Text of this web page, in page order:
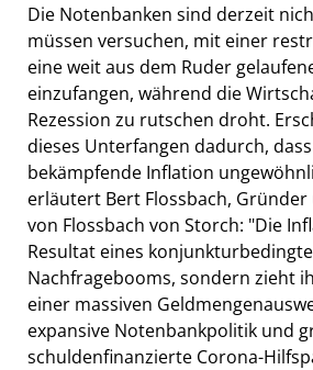
Die Notenbanken sind derzeit
müssen versuchen, mit einer
eine weit aus dem Ruder
einzufangen, während die
Rezession zu rutschen droht.
dieses Unterfangen dadurch,
bekämpfende Inflation
erläutert Bert Flossbach,
von Flossbach von Storch: "Die
Resultat eines
Nachfragebooms, sondern zieht
einer massiven
expansive Notenbankpolitik und
schuldenfinanzierte Corona-